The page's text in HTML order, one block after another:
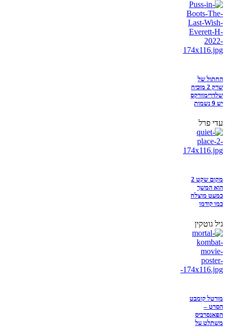
החתול של
שרק 2 מוכיח
שלדרימוורקס
יש 9 נשמות
עדי פרל
מקום שקט 2
הוא המשך
כמעט מוצלח
כמו קודמו
גיל גוטקין
מורטל קומבט
הסרט –
הפאנסרביס
משתלט על